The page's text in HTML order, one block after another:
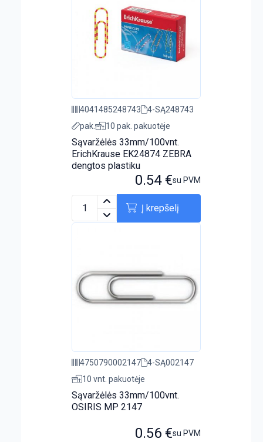
4041485248743
4-SĄ248743
pak.
10 pak. pakuotėje
Sąvaržėlės 33mm/100vnt.
ErichKrause EK24874 ZEBRA
dengtos plastiku
0.54 €su PVM
Į krepšelį
4750790002147
4-SĄ002147
10 vnt. pakuotėje
Sąvaržėlės 33mm/100vnt.
OSIRIS MP 2147
0.56 €su PVM